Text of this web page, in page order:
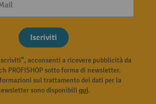
Iscriviti
acconsenti a ricevere pubblicità da
PROFISHOP sotto forma di newsletter.
sul trattamento dei dati per la
sono disponibili qui.